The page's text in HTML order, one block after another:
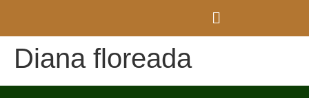
Diana floreada